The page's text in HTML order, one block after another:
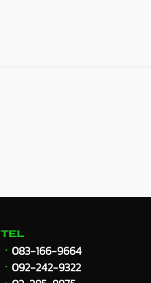
TEL
ㆍ 083-166-9664
ㆍ 092-242-9322